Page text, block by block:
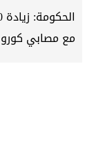
مع مصابي